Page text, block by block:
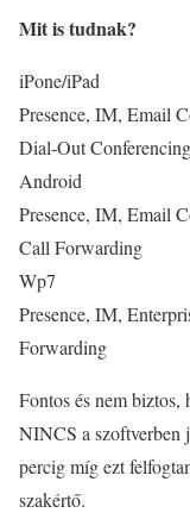
Mit is tudnak?
iPone/iPad
Presence, IM, Email
Dial-Out
Android
Presence, IM, Email
Call Forwarding
Wp7
Presence, IM,
Forwarding
Fontos és nem
NINCS a szoftverben
percig míg ezt
szakértő.